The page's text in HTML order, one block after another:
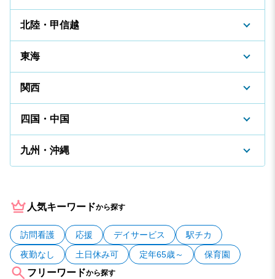
北陸・甲信越
東海
関西
四国・中国
九州・沖縄
人気キーワードから探す
訪問看護 応援 デイサービス
駅チカ
夜勤なし
土日休み可 定年65歳～ 保育園
フリーワードから探す